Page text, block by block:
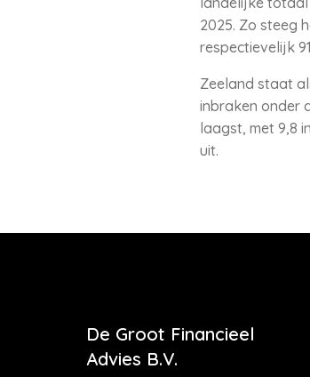
2025. Zo steeg
respectievelijk
Zeeland staat
inbraken onder
laagst, met 9,8
uit.
De Groot Financieel
Advies B.V.